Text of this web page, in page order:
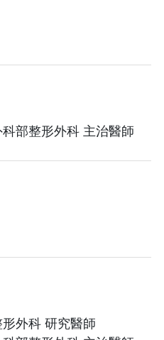
部整形外科 主治醫師
外科 研究醫師